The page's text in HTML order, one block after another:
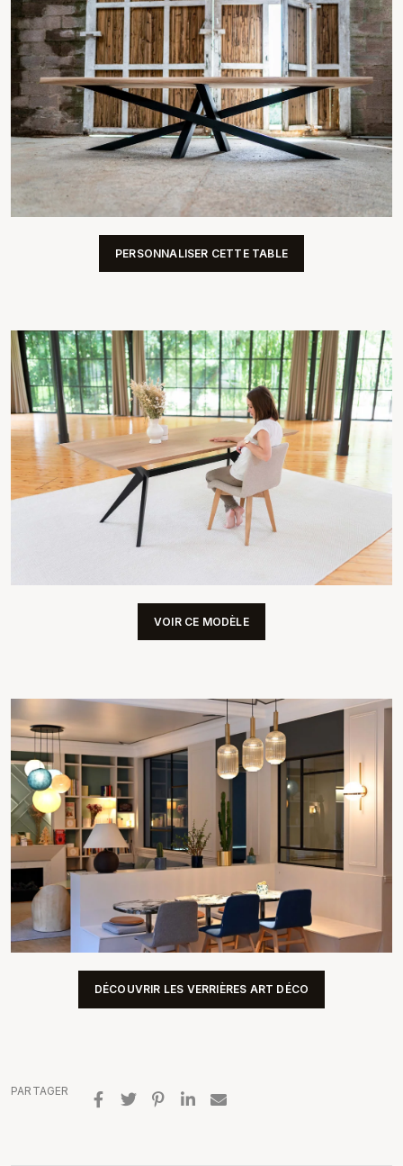
PERSONNALISER CETTE TABLE
VOIR CE MODÈLE
DÉCOUVRIR LES VERRIÈRES ART DÉCO
PARTAGER